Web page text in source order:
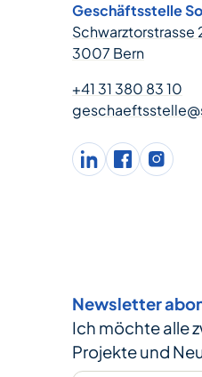
Geschäftsstelle
Schwarztorstrasse
3007 Bern
+41 31 380 83 10
LinkedInfacebook
Newsletter
Ich möchte alle
Projekte und